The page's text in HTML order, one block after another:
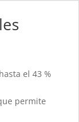
el 43 %
permite